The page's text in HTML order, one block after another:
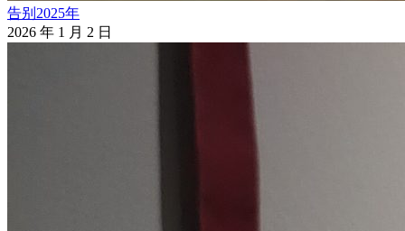
告别2025年
2026 年 1 月 2 日